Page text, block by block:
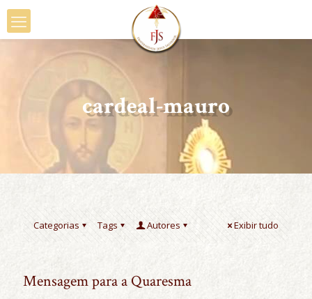
cardeal-mauro
Categorias Tags Autores Exibir tudo
Mensagem para a Quaresma